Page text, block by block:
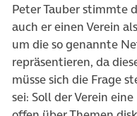
Peter Tauber stimmte
auch er einen Verein
um die so genannte
repräsentieren, da
müsse sich die Frage
sei: Soll der Verein